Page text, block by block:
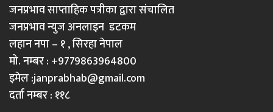
जनप्रभाव साप्ताहिक पत्रीका द्वारा संचालित
जनप्रभाव न्युज अनलाइन डटकम
लहान नपा – १ , सिरहा नेपाल
मो. नम्बर : +9779863964800
इमेल :janprabhab@gmail.com
दर्ता नम्बर : ११८